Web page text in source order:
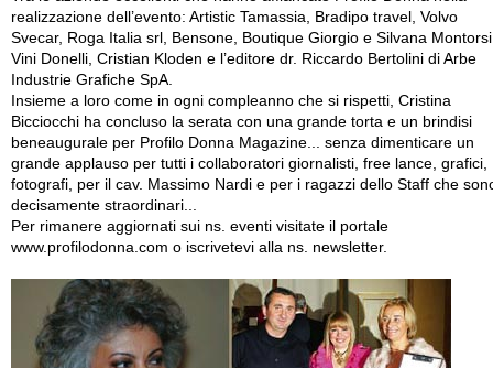
realizzazione dell’evento: Artistic Tamassia, Bradipo travel, Volvo
Svecar, Roga Italia srl, Bensone, Boutique Giorgio e Silvana
Vini Donelli, Cristian Kloden e l’editore dr. Riccardo Bertolini di Arbe
Industrie Grafiche SpA.
Insieme a loro come in ogni compleanno che si rispetti, Cristina
Bicciocchi ha concluso la serata con una grande torta e un brindisi
beneaugurale per Profilo Donna Magazine... senza dimenticare un
grande applauso per tutti i collaboratori giornalisti, free lance, grafici,
fotografi, per il cav. Massimo Nardi e per i ragazzi dello Staff che
decisamente straordinari...
Per rimanere aggiornati sui ns. eventi visitate il portale
www.profilodonna.com o iscrivetevi alla ns. newsletter.